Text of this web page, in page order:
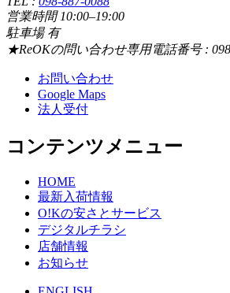
営業時間 10:00–19:00
駐車場 有
★ReOKの問い合わせ専用電話番号 :
お問い合わせ
Google Maps
法人受付
コンテンツメニュー
HOME
最新入荷情報
O!Kの安さとサービス
デジタルチラシ
店舗情報
お知らせ